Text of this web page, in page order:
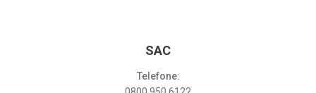
SAC
Telefone: